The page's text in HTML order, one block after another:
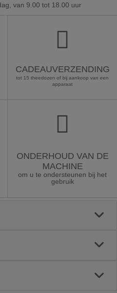
van 9.00 tot 18.00 uur
CADEAUVERZENDING
tot 15 theedozen of bij aankoop van een
apparaat
ONDERHOUD VAN DE
MACHINE
om u te ondersteunen bij het
gebruik